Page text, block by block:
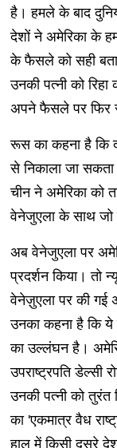
है। हमले के बाद
देशों ने अमेरिका के
के फैसले को सही
उनकी पत्नी को
अपने फैसले पर फिर से
रूस का कहना है कि
से निकाला जा
चीन ने अमेरिका को
वेनेजुएला के साथ जो
अब वेनेजुएला पर
प्रदर्शन किया। तो
वेनेज़ुएला पर की गई
उनका कहना है कि ये
का उल्लंघन है।
उपराष्ट्रपति डेल्सी
उनकी पत्नी को तुरंत
का 'एकमात्र वैध
हाल में किसी दूसरे